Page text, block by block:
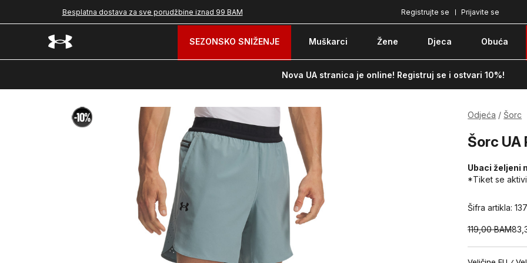
Besplatna dostava za sve porudžbine iznad 99 BAM Plaćanje karticom ili pouzećem Prijavite se
Registrujte se
SEZONSKO SNIŽENJE Muškarci Žene Djeca Obuća
Nova UA stranica je online! Registruj se i ostvari 10%!
Odjeća Šorc
Šorc UA
Ubaci željeni
*Tiket se
Šifra artikla:
119,00 BAM